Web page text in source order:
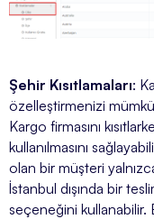
Şehir Kısıtlamaları:
özelleştirmenizi
Kargo firmasını
kullanılmasını
olan bir müşteri
İstanbul dışında bir
seçeneğini